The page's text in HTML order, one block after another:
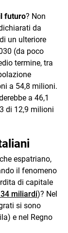
futuro? Non
da
un ulteriore
(da poco
termine, tra
a 54,8 milioni.
a 46,1
di 12,9 milioni
espatriano,
il fenomeno
di capitale
miliardi)? Nel
si sono
e nel Regno